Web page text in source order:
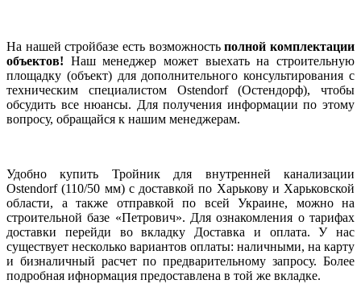
На нашей стройбазе есть возможностьполной комплектации
объектов! Наш менеджер может выехать на строительную
площадку (объект) для дополнительного консультирования с
техническим специалистом Ostendorf (Остендорф), чтобы
обсудить все нюансы. Для получения информации по этому
вопросу, обращайся к нашим менеджерам.
Удобно купить Тройник для внутренней канализации
Ostendorf (110/50 мм) с доставкой по Харькову и Харьковской
области, а также отправкой по всей Украине, можно на
строительной базе «Петрович». Для ознакомления о тарифах
доставки перейди во вкладку Доставка и оплата. У нас
существует несколько вариантов оплаты: наличными, на карту
и бизналичный расчет по предварительному запросу. Более
подробная ифнормация предоставлена в той же вкладке.